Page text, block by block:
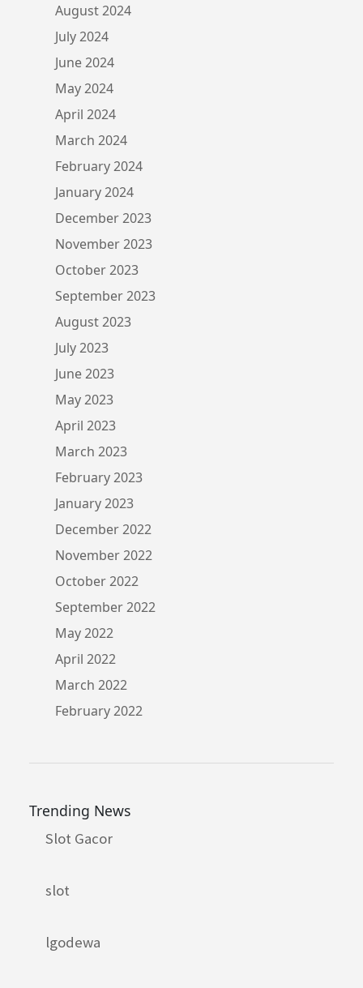
August 2024
July 2024
June 2024
May 2024
April 2024
March 2024
February 2024
January 2024
December 2023
November 2023
October 2023
September 2023
August 2023
July 2023
June 2023
May 2023
April 2023
March 2023
February 2023
January 2023
December 2022
November 2022
October 2022
September 2022
May 2022
April 2022
March 2022
February 2022
Trending News
Slot Gacor
slot
lgodewa